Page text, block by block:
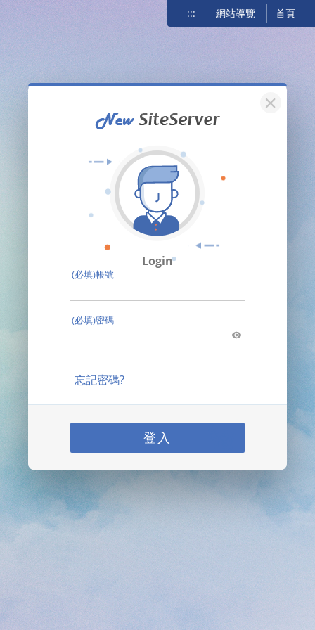
::: 網站導覽 首頁
關閉
Login
(必填)帳號
(必填)密碼
忘記密碼?
登入